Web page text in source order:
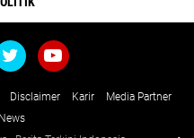
Disclaimer Karir
Media Partner